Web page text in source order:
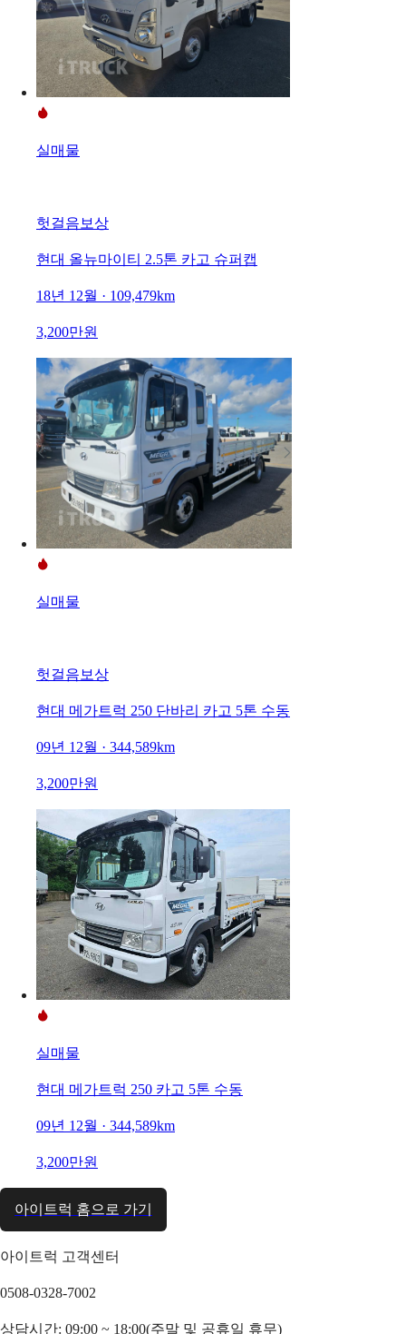
실매물
헛걸음보상
현대 올뉴마이티 2.5톤 카고 슈퍼캡
18년 12월 · 109,479km
3,200만원
실매물
헛걸음보상
현대 메가트럭 250 단바리 카고 5톤 수동
09년 12월 · 344,589km
3,200만원
실매물
현대 메가트럭 250 카고 5톤 수동
09년 12월 · 344,589km
3,200만원
아이트럭 홈으로 가기
아이트럭 고객센터
0508-0328-7002
상담시간: 09:00 ~ 18:00(주말 및 공휴일 휴무)